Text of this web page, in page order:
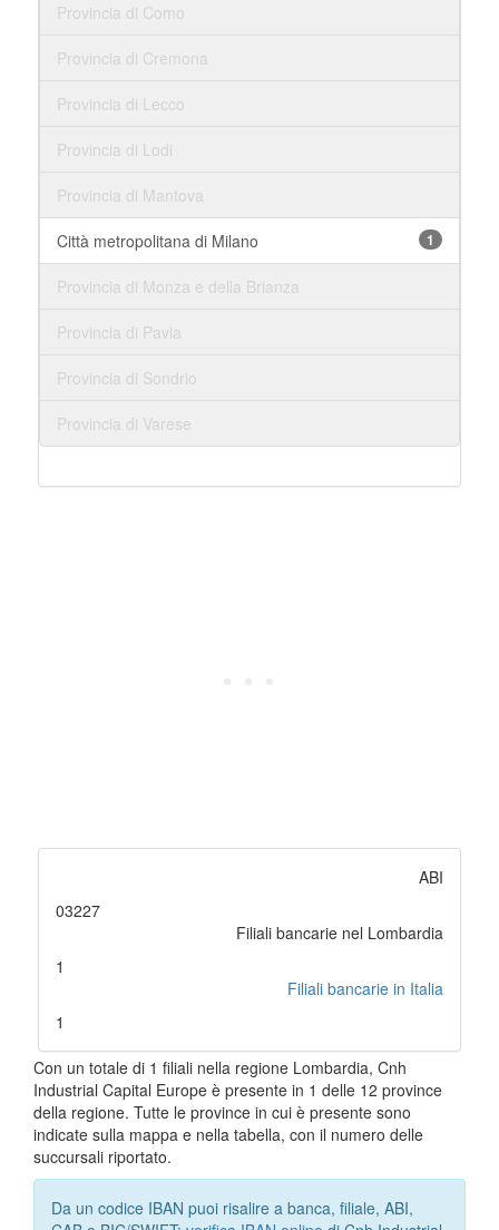
Provincia di Como
Provincia di Cremona
Provincia di Lecco
Provincia di Lodi
Provincia di Mantova
Città metropolitana di Milano 1
Provincia di Monza e della Brianza
Provincia di Pavia
Provincia di Sondrio
Provincia di Varese
ABI
03227
Filiali bancarie nel Lombardia
1
Filiali bancarie in Italia
1
Con un totale di 1 filiali nella regione Lombardia, Cnh
Industrial Capital Europe è presente in 1 delle 12 province
della regione. Tutte le province in cui è presente sono
indicate sulla mappa e nella tabella, con il numero delle
succursali riportato.
Da un codice IBAN puoi risalire a banca, filiale, ABI,